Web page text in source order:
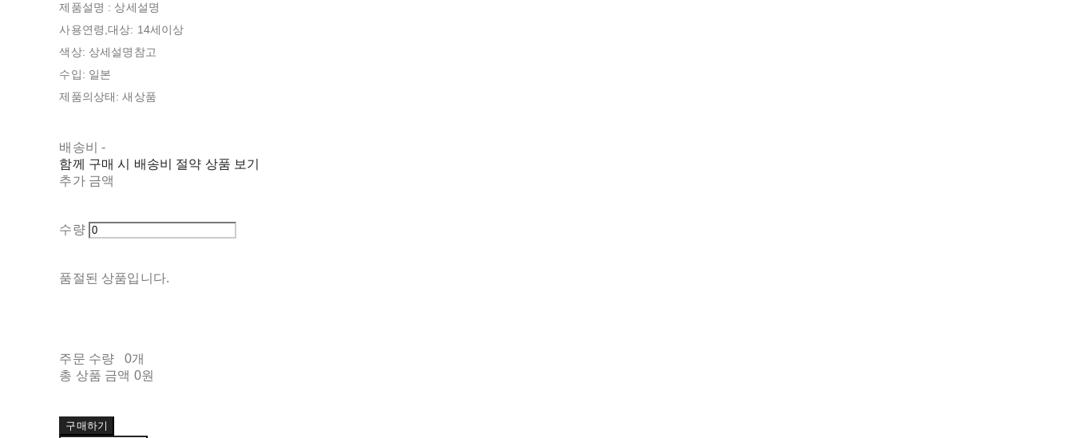
제품설명 : 상세설명
사용연령,대상: 14세이상
색상: 상세설명참고
수입: 일본
제품의상태: 새상품
배송비-
함께 구매 시 배송비 절약 상품 보기
추가 금액
수량
품절된 상품입니다.
주문 수량
0개
총 상품 금액 0원
구매하기